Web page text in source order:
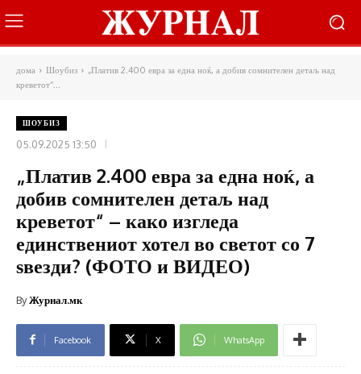
дома Шоубиз
„Платив 2.400 евра за една ноќ, а добив сомнителен детаљ над
креветот“...
ШОУБИЗ
05.09.2025 13:50
„Платив 2.400 евра за една ноќ, а
добив сомнителен детаљ над
креветот“ – како изгледа
единствениот хотел во светот со 7
ѕвезди? (ФОТО и ВИДЕО)
ByЖурнал.мк
Facebook X WhatsApp